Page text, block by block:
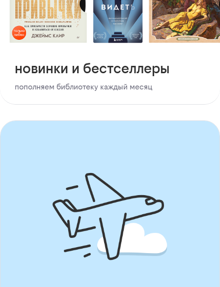
новинки и бестселлеры
пополняем библиотеку каждый месяц